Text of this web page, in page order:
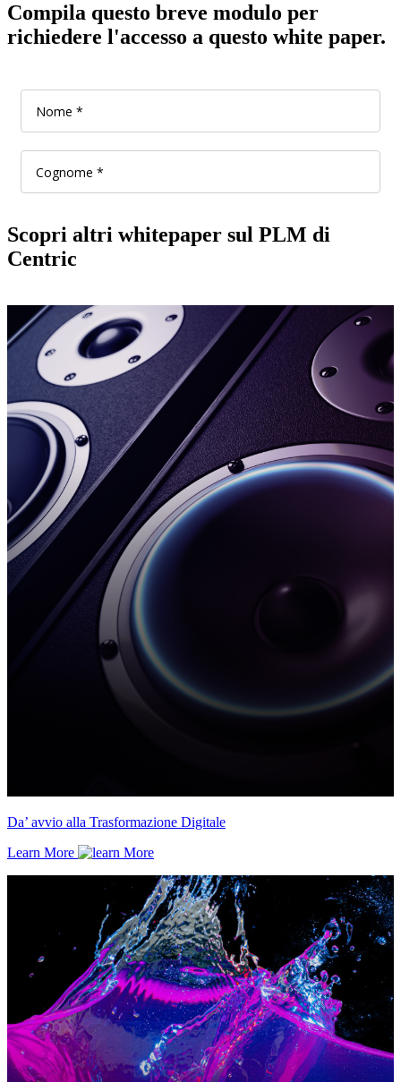
Compila questo breve modulo per
richiedere l'accesso a questo white paper.
Scopri altri whitepaper sul PLM di
Centric
Da’ avvio alla Trasformazione Digitale
Learn More